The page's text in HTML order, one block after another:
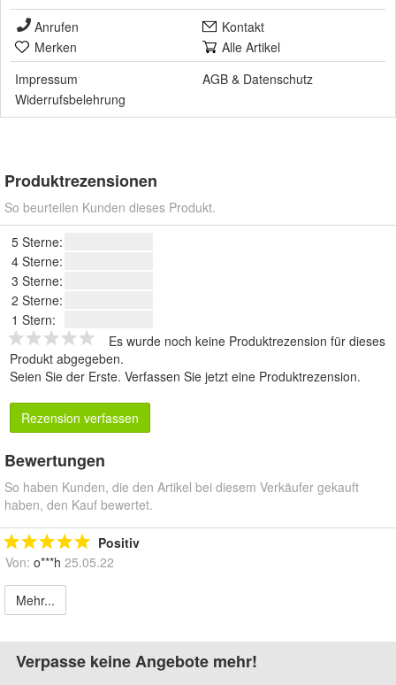
Anrufen
Kontakt
Merken
Alle Artikel
Impressum
AGB & Datenschutz
Widerrufsbelehrung
Produktrezensionen
So beurteilen Kunden dieses Produkt.
5 Sterne:
4 Sterne:
3 Sterne:
2 Sterne:
1 Stern:
Es wurde noch keine Produktrezension für dieses
Produkt abgegeben.
Seien Sie der Erste. Verfassen Sie jetzt eine Produktrezension.
Rezension verfassen
Bewertungen
So haben Kunden, die den Artikel bei diesem Verkäufer gekauft
haben, den Kauf bewertet.
Positiv
Von: o***h 25.05.22
Mehr...
Verpasse keine Angebote mehr!